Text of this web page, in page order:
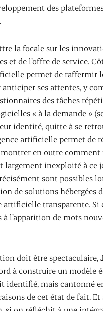
des
la focale sur les
et de l’offre de service.
permet de raffermir
anticiper ses attentes, y
des tâches
« à la demande »
identité, quitte à se
artificielle permet de
montrer en outre
inexploité à ce
sont possibles
de solutions hébergées
transparente. Si
l’apparition de mots
doit être spectaculaire,
à construire un modèle
mais cantonné
de cet état de fait.